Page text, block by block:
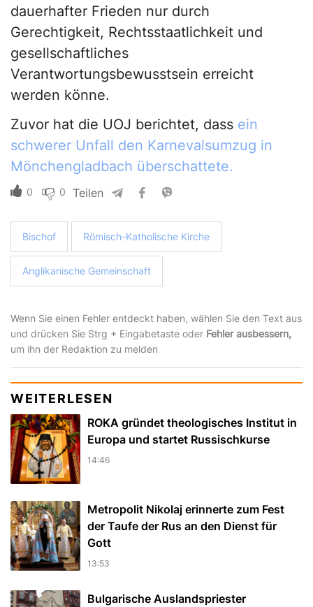
dauerhafter Frieden nur durch
Gerechtigkeit, Rechtsstaatlichkeit und
gesellschaftliches
Verantwortungsbewusstsein erreicht
werden könne.
Zuvor hat die UOJ berichtet, dass ein
schwerer Unfall den Karnevalsumzug in
Mönchengladbach überschattete.
0 0 Teilen
Bischof Römisch-Katholische Kirche
Anglikanische Gemeinschaft
Wenn Sie einen Fehler entdeckt haben, wählen Sie den Text aus
und drücken Sie Strg + Eingabetaste oder Fehler ausbessern,
um ihn der Redaktion zu melden
WEITERLESEN
ROKA gründet theologisches Institut in
Europa und startet Russischkurse
14:46
Metropolit Nikolaj erinnerte zum Fest
der Taufe der Rus an den Dienst für
Gott
13:53
Bulgarische Auslandspriester